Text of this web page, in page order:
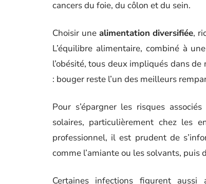
cancers du foie, du côlon et du sein.
Choisir une alimentation diversifiée,
L’équilibre alimentaire, combiné à
l’obésité, tous deux impliqués dans
: bouger reste l’un des meilleurs
Pour s’épargner les risques associés
solaires, particulièrement chez les
professionnel, il est prudent de
comme l’amiante ou les solvants, puis
Certaines infections figurent